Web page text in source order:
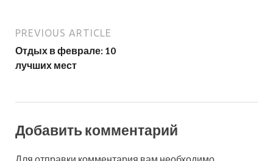
PREVIOUS ARTICLE
Отдых в феврале: 10
лучших мест
Добавить комментарий
Для отправки комментария вам необходимо